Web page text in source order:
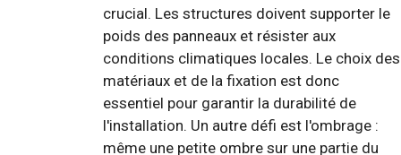
crucial. Les structures doivent supporter le
poids des panneaux et résister aux
conditions climatiques locales. Le choix des
matériaux et de la fixation est donc
essentiel pour garantir la durabilité de
l'installation. Un autre défi est l'ombrage :
même une petite ombre sur une partie du